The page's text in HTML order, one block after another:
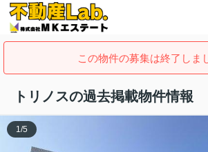
この物件の募集は終了しま
トリノスの過去掲載物件情報
1/5